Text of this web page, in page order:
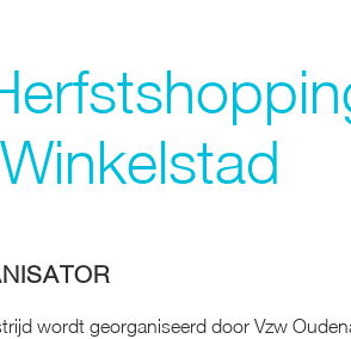
wordt georganiseerd door Vzw